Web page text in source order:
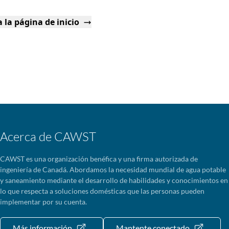
la página de inicio
Acerca de CAWST
CAWST es una organización benéfica y una firma autorizada de
ingeniería de Canadá. Abordamos la necesidad mundial de agua potable
y saneamiento mediante el desarrollo de habilidades y conocimientos en
lo que respecta a soluciones domésticas que las personas pueden
implementar por su cuenta.